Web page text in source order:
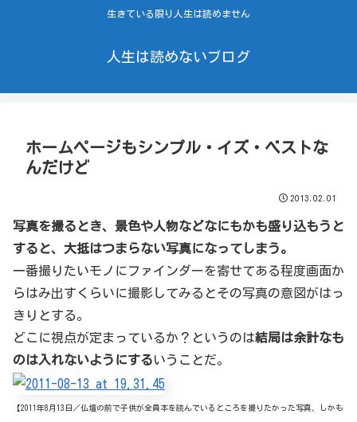
生きている限り人生は読めません
人生は読めないブログ
ホームページもシンプル・イズ・ベストな
んだけど
2013.02.01
写真を撮るとき、景色や人物などなにもかも盛り込もうと
すると、大抵はつまらない写真になってしまう。
一番撮りたいモノにファインダーを寄せてある程度画面か
らはみ出すくらいに撮影してみるとその写真の意図がはっ
きりとする。
どこに視点が定まっているか？というのは結局は余計なも
のは入れないようにするいうことだ。
【2011年8月13日／仏壇の前で子供が全員本を読んでいるところを撮りたかった写真、しかも